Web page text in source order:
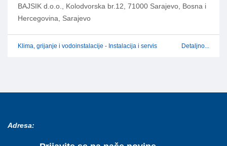
BAJSIK d.o.o., Kolodvorska br.12, 71000 Sarajevo, Bosna i
Hercegovina, Sarajevo
Klima, grijanje i vodoinstalacije - Instalacija i servis Detaljno...
Adresa: